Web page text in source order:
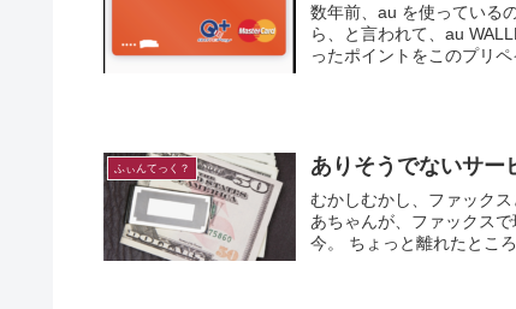
数年前、au を使っている
ら、と言われて、au WALLET のプリ
ったポイントをこのプリペ
ふぃんてっく？ ありそうでないサ
むかしむかし、ファック
あちゃんが、ファックスで現金を送
今。 ちょっと離れたとこ